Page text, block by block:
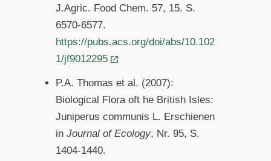
J.Agric. Food Chem. 57, 15. S.
6570-6577.
https://pubs.acs.org/doi/abs/10.102
1/jf9012295
P.A. Thomas et al. (2007):
Biological Flora oft he British Isles:
Juniperus communis L. Erschienen
inJournal of Ecology, Nr. 95, S.
1404-1440.